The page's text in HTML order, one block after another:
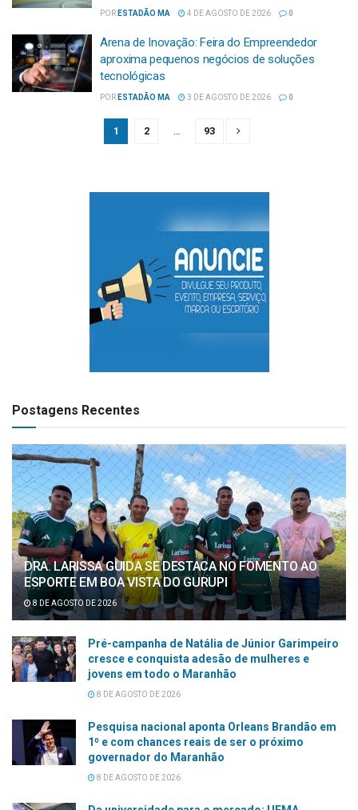
POR ESTADÃO MA 4 DE AGOSTO DE 2026 0
Arena de Inovação: Feira do Empreendedor
aproxima pequenos negócios de soluções
tecnológicas
POR ESTADÃO MA 3 DE AGOSTO DE 2026 0
1 2 … 93
Postagens Recentes
DRA. LARISSA GUIDA SE DESTACA NO FOMENTO AO
ESPORTE EM BOA VISTA DO GURUPI
8 DE AGOSTO DE 2026
Pré-campanha de Natália de Júnior Garimpeiro
cresce e conquista adesão de mulheres e
jovens em todo o Maranhão
8 DE AGOSTO DE 2026
Pesquisa nacional aponta Orleans Brandão em
1⁰ e com chances reais de ser o próximo
governador do Maranhão
8 DE AGOSTO DE 2026